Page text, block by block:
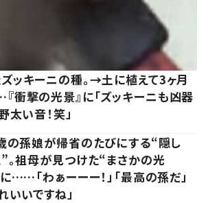
ッキーニの種。→土に植えて3ヶ月
衝撃の光景』に「ズッキーニも凶器
太い音！笑」
の孫娘が帰省のたびにする“隠し
”。祖母が見つけた“まさかの光
……「わぁーーー！」「最高の孫だ」
いいですね」